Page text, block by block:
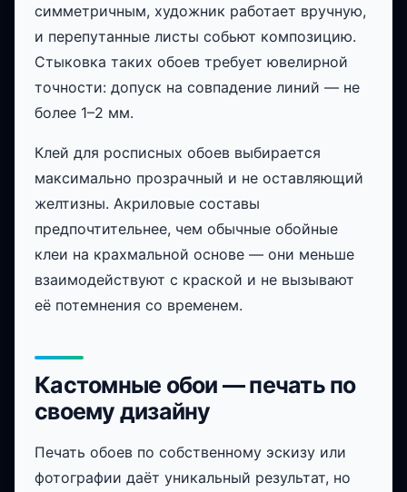
симметричным, художник работает вручную,
и перепутанные листы собьют композицию.
Стыковка таких обоев требует ювелирной
точности: допуск на совпадение линий — не
более 1–2 мм.
Клей для росписных обоев выбирается
максимально прозрачный и не оставляющий
желтизны. Акриловые составы
предпочтительнее, чем обычные обойные
клеи на крахмальной основе — они меньше
взаимодействуют с краской и не вызывают
её потемнения со временем.
Кастомные обои — печать по
своему дизайну
Печать обоев по собственному эскизу или
фотографии даёт уникальный результат, но